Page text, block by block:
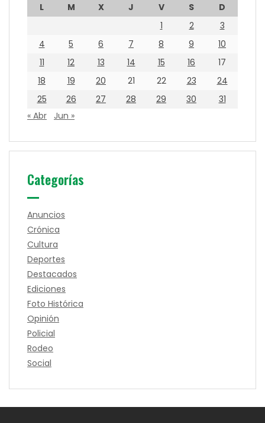
L M X J V S
D
1
2
3
4
5 6 7 8 9
10
11
12 13 14 15 16
17
18
19 20 21 22 23
24
25
26 27 28 29 30
31
« Abr
Jun »
Categorías
Anuncios
Crónica
Cultura
Deportes
Destacados
Ediciones
Foto Histórica
Opinión
Policial
Rodeo
Social